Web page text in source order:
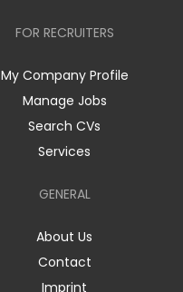
FOR RECRUITERS
My Company Profile
Manage Jobs
Search CVs
Services
GENERAL
About Us
Contact
Imprint